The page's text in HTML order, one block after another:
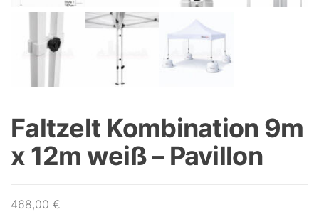
Faltzelt Kombination 9m
x 12m weiß – Pavillon
468,00 €